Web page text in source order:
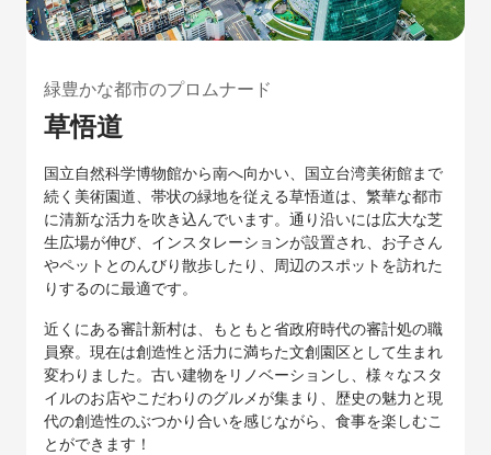
緑豊かな都市のプロムナード
草悟道
国立自然科学博物館から南へ向かい、国立台湾美術館まで
続く美術園道、帯状の緑地を従える草悟道は、繁華な都市
に清新な活力を吹き込んでいます。通り沿いには広大な芝
生広場が伸び、インスタレーションが設置され、お子さん
やペットとのんびり散歩したり、周辺のスポットを訪れた
りするのに最適です。
近くにある審計新村は、もともと省政府時代の審計処の職
員寮。現在は創造性と活力に満ちた文創園区として生まれ
変わりました。古い建物をリノベーションし、様々なスタ
イルのお店やこだわりのグルメが集まり、歴史の魅力と現
代の創造性のぶつかり合いを感じながら、食事を楽しむこ
とができます！